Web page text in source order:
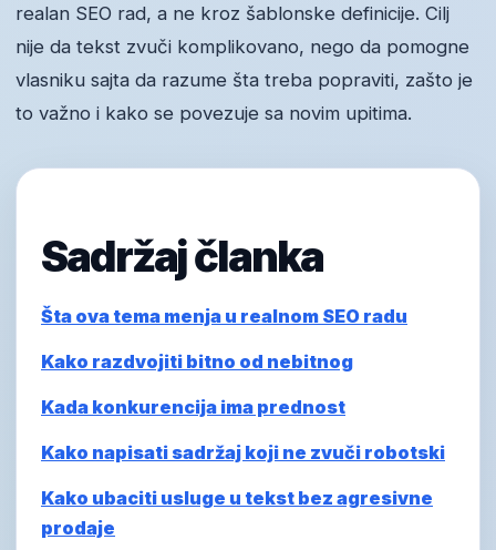
realan SEO rad, a ne kroz šablonske definicije. Cilj
nije da tekst zvuči komplikovano, nego da pomogne
vlasniku sajta da razume šta treba popraviti, zašto je
to važno i kako se povezuje sa novim upitima.
Sadržaj članka
Šta ova tema menja u realnom SEO radu
Kako razdvojiti bitno od nebitnog
Kada konkurencija ima prednost
Kako napisati sadržaj koji ne zvuči robotski
Kako ubaciti usluge u tekst bez agresivne
prodaje